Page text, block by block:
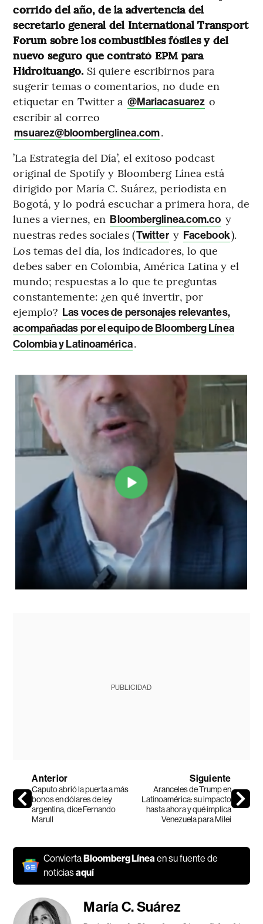
corrido del año, de la advertencia del
secretario general del International Transport
Forum sobre los combustibles fósiles y del
nuevo seguro que contrató EPM para
Hidroituango. Si quiere escribirnos para
sugerir temas o comentarios, no dude en
etiquetar en Twitter a @Mariacasuarez o
escribir al correo
msuarez@bloomberglinea.com.
’La Estrategia del Día’, el exitoso podcast
original de Spotify y Bloomberg Línea está
dirigido por María C. Suárez, periodista en
Bogotá, y lo podrá escuchar a primera hora, de
lunes a viernes, en Bloomberglinea.com.co y
nuestras redes sociales (Twitter y Facebook).
Los temas del día, los indicadores, lo que
debes saber en Colombia, América Latina y el
mundo; respuestas a lo que te preguntas
constantemente: ¿en qué invertir, por
ejemplo? Las voces de personajes relevantes,
acompañadas por el equipo de Bloomberg Línea
Colombia y Latinoamérica.
PUBLICIDAD
Anterior
Caputo abrió la puerta a más
bonos en dólares de ley
argentina, dice Fernando
Marull
Siguiente
Aranceles de Trump en
Latinoamérica: su impacto
hasta ahora y qué implica
Venezuela para Milei
ConviertaBloomberg Línea en su fuente de
noticiasaquí
María C. Suárez